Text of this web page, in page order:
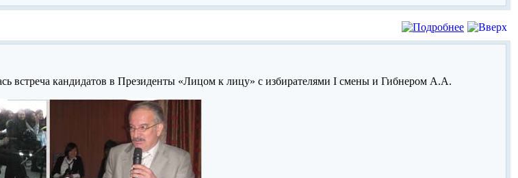
встреча кандидатов в Президенты «Лицом к лицу» с избирателями I смены и Гибнером А.А.